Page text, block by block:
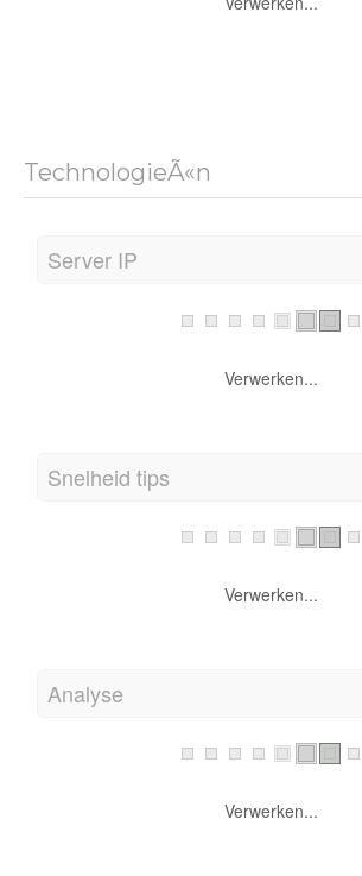
TechnologieÃ«n
Server IP
Verwerken...
Snelheid tips
Verwerken...
Analyse
Verwerken...